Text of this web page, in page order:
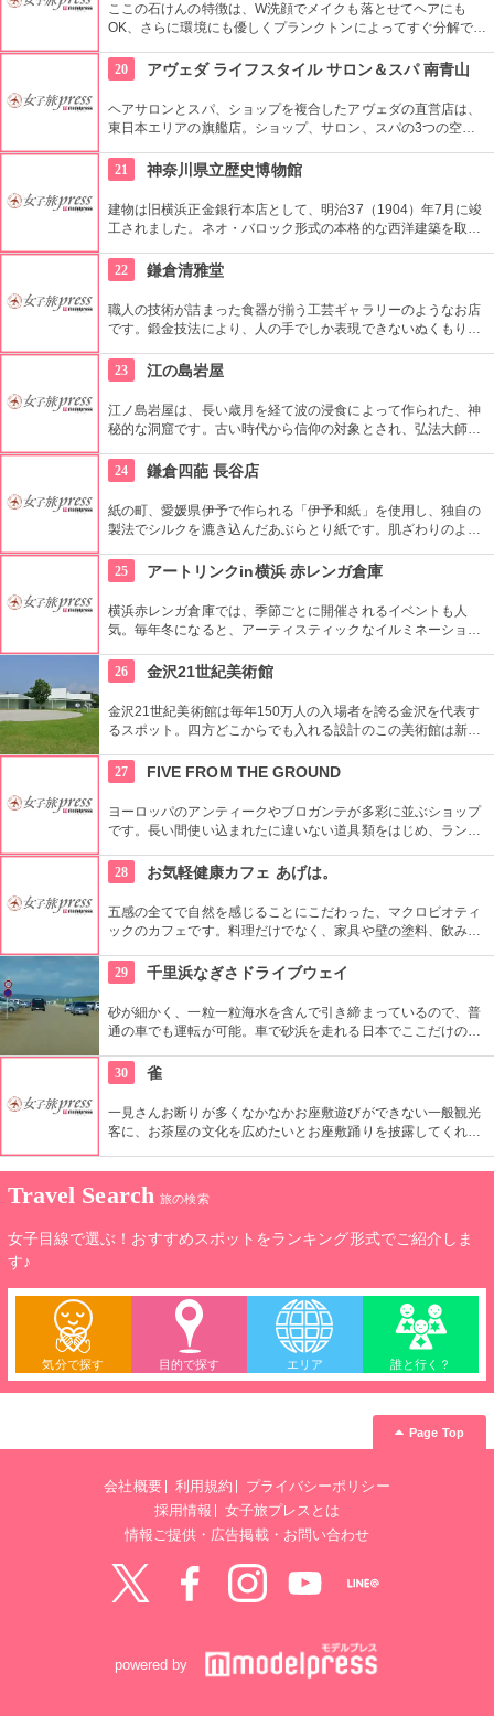
ここの石けんの特徴は、W洗顔でメイクも落とせてヘアにも
OK、さらに環境にも優しくプランクトンによってすぐ分解でき
容へやさしく働きかけます。高温多湿な気候で育った沖縄の素
材はミネラルや植物が上質なので、沖縄のカルシウムや石灰を
含む硬水でも泡が耐えられるように作られています。
20 アヴェダ ライフスタイル サロン＆スパ 南青山
ヘアサロンとスパ、ショップを複合したアヴェダの直営店は、
東日本エリアの旗艦店。ショップ、サロン、スパの3つの空間
豊かな時間の中、リラックスしてお過ごしいただけます。
21 神奈川県立歴史博物館
建物は旧横浜正金銀行本店として、明治37（1904）年7月に竣
工されました。ネオ・バロック形式の本格的な西洋建築を取り
博物館として利用されています。
22 鎌倉清雅堂
職人の技術が詰まった食器が揃う工芸ギャラリーのようなお店
です。鍛金技法により、人の手でしか表現できないぬくもりを
て、お祝いやお土産にも最適の一品です！使うほどに味わいが
増す銅食器もお勧めです。
23 江の島岩屋
江ノ島岩屋は、長い歳月を経て波の浸食によって作られた、神
秘的な洞窟です。古い時代から信仰の対象とされ、弘法大師や
路にはサプライズ演出も。相模湾と富士、伊豆、箱根方面が見
える眺望の良さも魅力です。
24 鎌倉四葩 長谷店
紙の町、愛媛県伊予で作られる「伊予和紙」を使用し、独自の
製法でシルクを漉き込んだあぶらとり紙です。肌ざわりのよ
るかのようです。女性へのお土産には重宝されること間違いな
し！
25 アートリンクin横浜 赤レンガ倉庫
横浜赤レンガ倉庫では、季節ごとに開催されるイベントも人
気。毎年冬になると、アーティスティックなイルミネーション
ケートを楽しんだり、写真撮影をしたり、楽しみ方はさまざ
ま。
26 金沢21世紀美術館
金沢21世紀美術館は毎年150万人の入場者を誇る金沢を代表す
るスポット。四方どこからでも入れる設計のこの美術館は新し
21世紀美術館は訪れたい。
27 FIVE FROM THE GROUND
ヨーロッパのアンティークやブロガンテが多彩に並ぶショップ
です。長い間使い込まれたに違いない道具類をはじめ、ランプ
具なども目にすることができます。店主が現地で直接買いつけ
たという品々には、その道の専門家でなくとも感じられる歴史
の風格が漂います。
28 お気軽健康カフェ あげは。
五感の全てで自然を感じることにこだわった、マクロビオティ
ックのカフェです。料理だけでなく、家具や壁の塗料、飲み水
ら選べ、お惣菜が充実。栄養バランスに富んだメニューが充実
です。
29 千里浜なぎさドライブウェイ
砂が細かく、一粒一粒海水を含んで引き締まっているので、普
通の車でも運転が可能。車で砂浜を走れる日本でここだけのド
車でも砂浜を走ることができるので是非トライしたい。
30 雀
一見さんお断りが多くなかなかお座敷遊びができない一般観光
客に、お茶屋の文化を広めたいとお座敷踊りを披露してくれ
を愉しめるコースもあり。
Travel Search 旅の検索
女子目線で選ぶ！おすすめスポットをランキング形式でご紹介しま
す♪
気分で探す 目的で探す エリア 誰と行く？
Page Top
会社概要 利用規約
プライバシーポリシー
採用情報
女子旅プレスとは
情報ご提供・広告掲載・お問い合わせ
powered by